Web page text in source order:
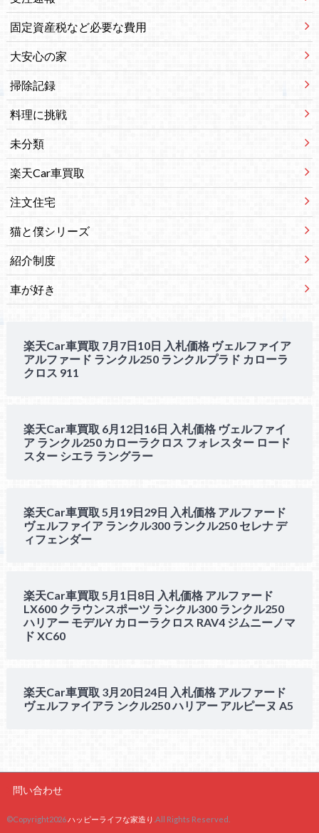
固定資産税など必要な費用
大安心の家
掃除記録
料理に挑戦
未分類
楽天Car車買取
注文住宅
猫と僕シリーズ
紹介制度
車が好き
楽天Car車買取 7月7日10日 入札価格 ヴェルファイア
アルファード ランクル250 ランクルプラド カローラ
クロス 911
楽天Car車買取 6月12日16日 入札価格 ヴェルファイ
ア ランクル250 カローラクロス フォレスター ロード
スター シエラ ラングラー
楽天Car車買取 5月19日29日 入札価格 アルファード
ヴェルファイア ランクル300 ランクル250 セレナ デ
ィフェンダー
楽天Car車買取 5月1日8日 入札価格 アルファード
LX600 クラウンスポーツ ランクル300 ランクル250
ハリアー モデルY カローラクロス RAV4 ジムニーノマ
ド XC60
楽天Car車買取 3月20日24日 入札価格 アルファード
ヴェルファイアラ ンクル250 ハリアー アルピーヌ A5
問い合わせ
©Copyright2026ハッピーライフな家造り .All Rights Reserved.